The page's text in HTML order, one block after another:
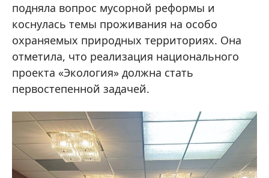
подняла вопрос мусорной реформы и
коснулась темы проживания на особо
охраняемых природных территориях. Она
отметила, что реализация национального
проекта «Экология» должна стать
первостепенной задачей.